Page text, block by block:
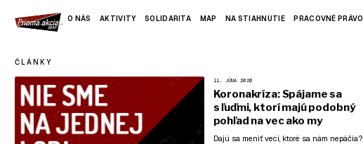
O NÁS AKTIVITY SOLIDARITA MAP NA STIAHNUTIE PRACOVNÉ PRÁVO
ČLÁNKY
11. JÚNA 2020
Koronakríza: Spájame sa
s ľuďmi, ktorí majú podobný
pohľad na vec ako my
Dajú sa meniť veci, ktoré sa nám nepáčia?